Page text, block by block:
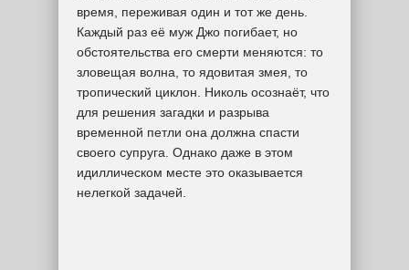
время, переживая один и тот же день.
Каждый раз её муж Джо погибает, но
обстоятельства его смерти меняются: то
зловещая волна, то ядовитая змея, то
тропический циклон. Николь осознаёт, что
для решения загадки и разрыва
временной петли она должна спасти
своего супруга. Однако даже в этом
идиллическом месте это оказывается
нелегкой задачей.